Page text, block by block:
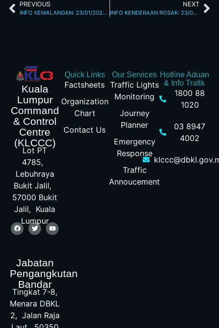
PREVIOUS
INFO KEMALANGAN: 23/01/2026 11.15AM JALAN YAACOB LATIF
NEXT
INFO KENDERAAN ROSAK: 23/01/2026 11.30AM JALAN KUCHING
Kuala
Lumpur
Command
& Control
Centre
(KLCCC)
Lot PT
4785,
Lebuhraya
Bukit Jalil,
57000 Bukit
Jalil, Kuala
Lumpur
Jabatan
Pengangkutan
Bandar
Tingkat 7-8,
Menara DBKL
2, Jalan Raja
Quick Links
Factsheets
Organization
Chart
Contact Us
Our Services
Traffic Lights
Monitoring
Journey
Planner
Emergency
Response
Traffic
Annoucement
Hotline Aduan
& Info Trafik
1800 88
1020
03 8947
4002